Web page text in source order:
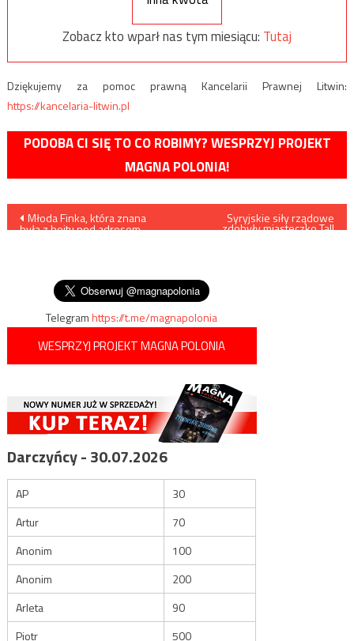
Zobacz kto wparł nas tym miesiącu: Tutaj
Dziękujemy za pomoc prawną Kancelarii Prawnej Litwin:
https://kancelaria-litwin.pl
PODOBA CI SIĘ TO CO ROBIMY? WESPRZYJ PROJEKT
MAGNA POLONIA!
Nawigacja
Młoda Finka, która znana
była z hejtu pod adresem
Syryjskie siły rządowe
zdobyły miasteczko Tall
Telegramhttps://t.me/magnapolonia
WESPRZYJ PROJEKT MAGNA POLONIA
Darczyńcy - 30.07.2026
AP
30
Artur
70
Anonim
100
Anonim
200
Arleta
90
Piotr
500